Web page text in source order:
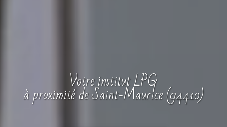
VotreinstitutLPG
à proximité de Saint-Maurice (94410)